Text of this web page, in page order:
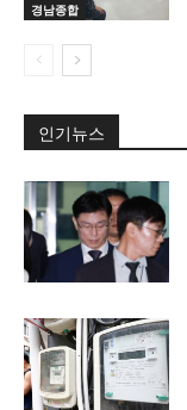
경남종합
인기뉴스